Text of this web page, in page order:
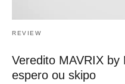
REVIEW
Veredito MAVRIX
espero ou skipo